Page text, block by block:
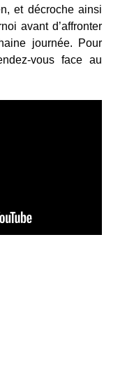
et décroche ainsi
avant d’affronter
journée. Pour
vous face au